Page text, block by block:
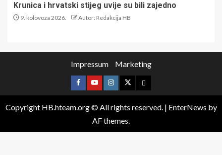
Krunica i hrvatski stijeg uvije su bili zajedno
9. kolovoza 2026. Autor: Redakcija HB
Impressum Marketing
Copyright HB.hteam.org © All rights reserved. | EnterNews by
AF themes.